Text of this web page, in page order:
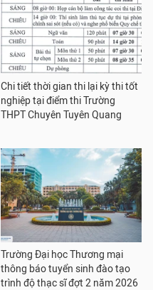
Chi tiết thời gian thi lại kỳ thi tốt
nghiệp tại điểm thi Trường
THPT Chuyên Tuyên Quang
Trường Đại học Thương mại
thông báo tuyển sinh đào tạo
trình độ thạc sĩ đợt 2 năm 2026